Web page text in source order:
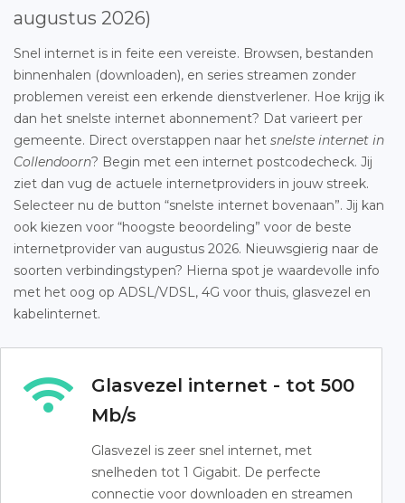
augustus 2026)
Snel internet is in feite een vereiste. Browsen, bestanden
binnenhalen (downloaden), en series streamen zonder
problemen vereist een erkende dienstverlener. Hoe krijg ik
dan het snelste internet abonnement? Dat varieert per
gemeente. Direct overstappen naar het snelste internet in
Collendoorn? Begin met een internet postcodecheck. Jij
ziet dan vug de actuele internetproviders in jouw streek.
Selecteer nu de button “snelste internet bovenaan”. Jij kan
ook kiezen voor “hoogste beoordeling” voor de beste
internetprovider van augustus 2026. Nieuwsgierig naar de
soorten verbindingstypen? Hierna spot je waardevolle info
met het oog op ADSL/VDSL, 4G voor thuis, glasvezel en
kabelinternet.
Glasvezel internet - tot 500
Mb/s
Glasvezel is zeer snel internet, met
snelheden tot 1 Gigabit. De perfecte
connectie voor downloaden en streamen